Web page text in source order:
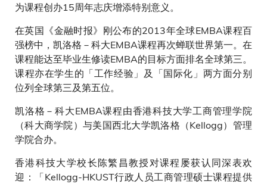
为课程创办15周年志庆增添特别意义。
在英国《金融时报》刚公布的2013年全球EMBA课程百
强榜中，凯洛格－科大EMBA课程再次蝉联世界第一。在
课程能达至毕业生修读EMBA的目标方面排名全球第三。
课程亦在学生的「工作经验」及「国际化」两方面分别
位列全球第三及第五位。
凯洛格－科大EMBA课程由香港科技大学工商管理学院
（科大商学院）与美国西北大学凯洛格（Kellogg）管理
学院合办。
香港科技大学校长陈繁昌教授对课程屡获认同深表欢
迎：「Kellogg-HKUST行政人员工商管理硕士课程提供